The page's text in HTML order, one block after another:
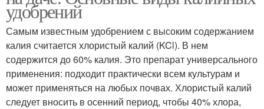
удобрений
Самым известным удобрением с высоким содержанием
калия считается хлористый калий (KCl). В нем
содержится до 60% калия. Это препарат универсального
применения: подходит практически всем культурам и
может применяться на любых почвах. Хлористый калий
следует вносить в осенний период, чтобы 40% хлора,